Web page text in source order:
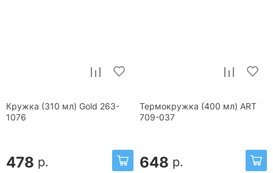
Кружка (310 мл) Gold 263-
1076
478 р.
Термокружка (400 мл) ART
709-037
648 р.